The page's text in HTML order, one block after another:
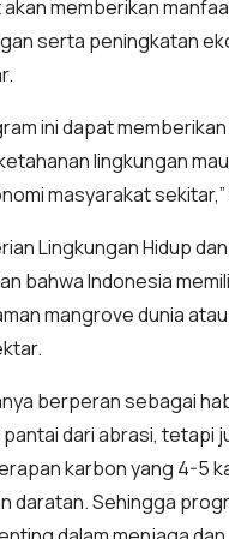
memberikan
serta peningkatan
ini dapat
lingkungan
masyarakat
Lingkungan Hidup
bahwa Indonesia
mangrove dunia
berperan sebagai
dari abrasi, tetapi
karbon yang 4-5
daratan. Sehingga